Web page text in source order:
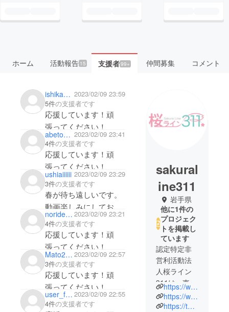
ホーム 活動報告15 支援者99+ 仲間募集 コメント
ishikawa_sun 2023/02/09 23:59
5件の支援者です
応援しています！頑
張ってください！
abetomo0311 2023/02/09 23:41
4件の支援者です
応援しています！頑
張ってください！
ushiaiiiiii 2023/02/09 23:29
3件の支援者です
春が待ち遠しいです。
動画楽しみにしており
ます。
遠くから応援してま
す！
norider03 2023/02/09 23:21
4件の支援者です
応援しています！頑
張ってください！
Mato2022 2023/02/09 22:57
3件の支援者です
応援しています！頑
張ってください！
user_f93be22bb8b4 2023/02/09 22:55
4件の支援者です
sakural
ine311
岩手県
他に1件の
プロジェク
トを掲載し
ています
認定特定非
営利活動法
人桜ライン
311は、東日
本大震災の
津波により
https://www.sakura-line311.org/
https://www.facebook.com/sakuraline311
https://twitter.com/sakuraline311